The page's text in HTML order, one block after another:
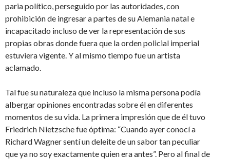
paria político, perseguido por las autoridades, con
prohibición de ingresar a partes de su Alemania natal e
incapacitado incluso de ver la representación de sus
propias obras donde fuera que la orden policial imperial
estuviera vigente. Y al mismo tiempo fue un artista
aclamado.
Tal fue su naturaleza que incluso la misma persona podía
albergar opiniones encontradas sobre él en diferentes
momentos de su vida. La primera impresión que de él tuvo
Friedrich Nietzsche fue óptima: “Cuando ayer conocí a
Richard Wagner sentí un deleite de un sabor tan peculiar
que ya no soy exactamente quien era antes”. Pero al final de